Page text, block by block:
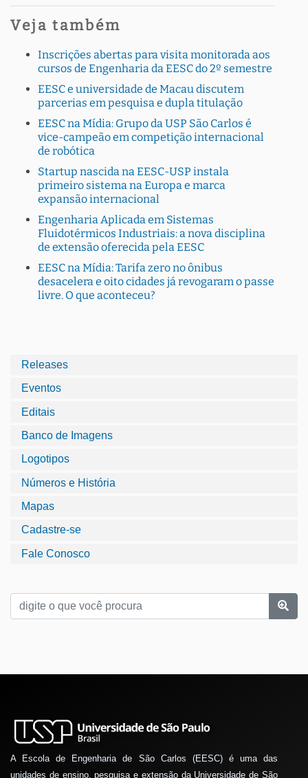
Veja também
Inscrições abertas para visita monitorada aos
cursos de Engenharia da EESC do 2º semestre
EESC e universidade de Macau discutem
parcerias em pesquisa e dupla titulação
EESC na Mídia: Grupo da USP São Carlos é
vice-campeão em competição internacional
de robótica
Startup nascida na EESC-USP instala
primeiro sistema na Europa e marca
expansão internacional
Engenharia Aplicada em Sistemas
Fluidotérmicos Industriais: a nova disciplina
de extensão oferecida pela EESC
EESC na Mídia: Tarifa zero no ônibus
desacelera e oito cidades já revogaram o passe
livre. O que aconteceu?
Releases
Eventos
Editais
Banco de Imagens
Logotipos
Números e História
Mapas
Cadastre-se
Fale Conosco
A Escola de Engenharia de São Carlos (EESC) é uma das
unidades de ensino, pesquisa e extensão da Universidade de São